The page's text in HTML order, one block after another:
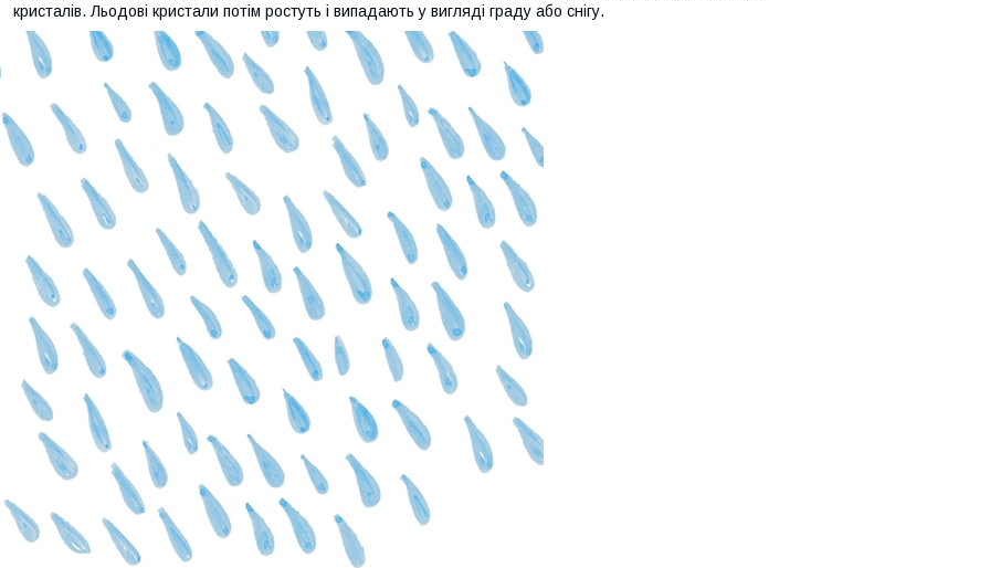
кристалів. Льодові кристали потім ростуть і випадають у вигляді граду або снігу.